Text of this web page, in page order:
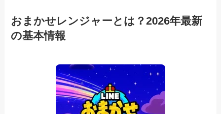
おまかせレンジャーとは？2026年最新
の基本情報